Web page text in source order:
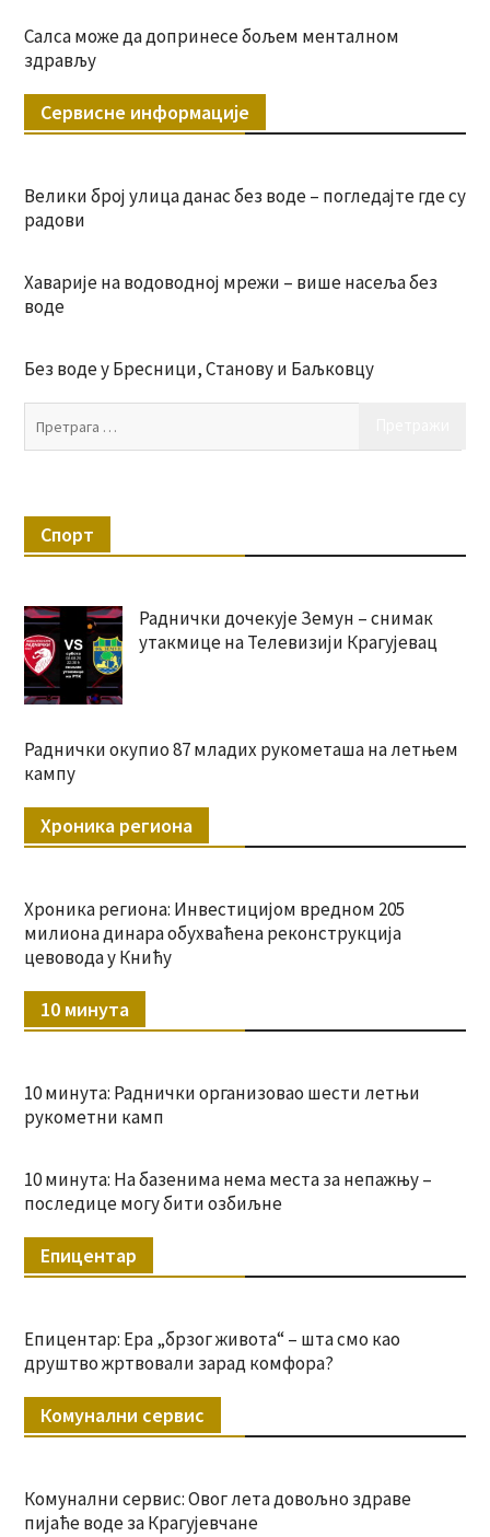
Салса може да допринесе бољем менталном
здрављу
Сервисне информације
Велики број улица данас без воде – погледајте где су
радови
Хаварије на водоводној мрежи – више насеља без
воде
Без воде у Бресници, Станову и Баљковцу
Спорт
Раднички дочекује Земун – снимак
утакмице на Телевизији Крагујевац
Раднички окупио 87 младих рукометаша на летњем
кампу
Хроника региона
Хроника региона: Инвестицијом вредном 205
милиона динара обухваћена реконструкција
цевовода у Книћу
10 минута
10 минута: Раднички организовао шести летњи
рукометни камп
10 минута: На базенима нема места за непажњу –
последице могу бити озбиљне
Епицентар
Епицентар: Ера „брзог живота“ – шта смо као
друштво жртвовали зарад комфора?
Комунални сервис
Комунални сервис: Овог лета довољно здраве
пијаће воде за Крагујевчане